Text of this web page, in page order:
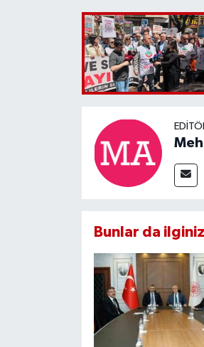
Bunlar da